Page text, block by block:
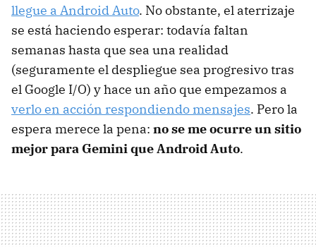
llegue a Android Auto. No obstante, el aterrizaje
se está haciendo esperar: todavía faltan
semanas hasta que sea una realidad
(seguramente el despliegue sea progresivo tras
el Google I/O) y hace un año que empezamos a
verlo en acción respondiendo mensajes. Pero la
espera merece la pena: no se me ocurre un sitio
mejor para Gemini que Android Auto.